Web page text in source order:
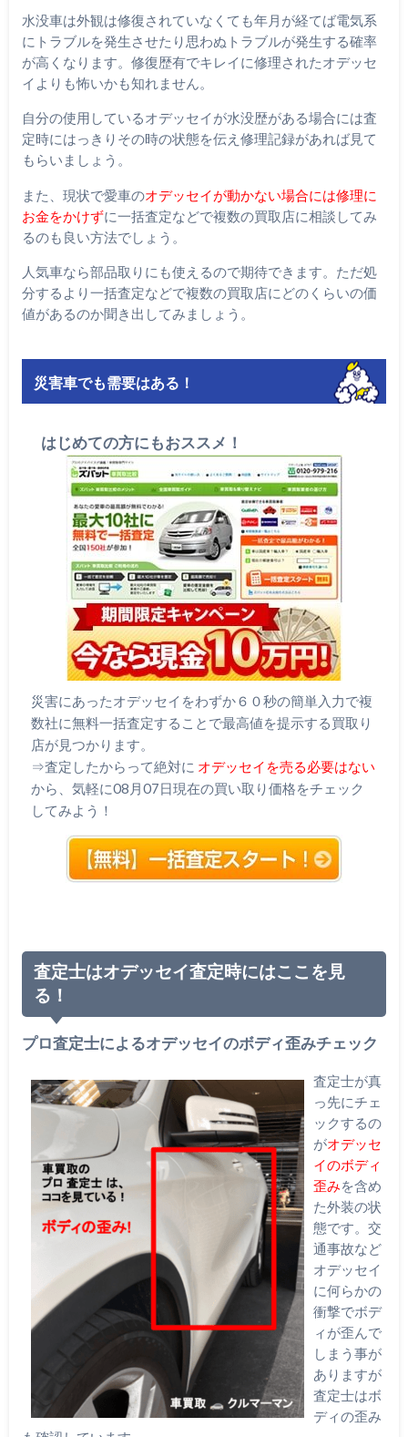
水没車は外観は修復されていなくても年月が経てば電気系
にトラブルを発生させたり思わぬトラブルが発生する確率
が高くなります。修復歴有でキレイに修理されたオデッセ
イよりも怖いかも知れません。
自分の使用しているオデッセイが水没歴がある場合には査
定時にはっきりその時の状態を伝え修理記録があれば見て
もらいましょう。
また、現状で愛車のオデッセイが動かない場合には修理に
お金をかけずに一括査定などで複数の買取店に相談してみ
るのも良い方法でしょう。
人気車なら部品取りにも使えるので期待できます。ただ処
分するより一括査定などで複数の買取店にどのくらいの価
値があるのか聞き出してみましょう。
災害車でも需要はある！
はじめての方にもおススメ！
災害にあったオデッセイをわずか６０秒の簡単入力で複
数社に無料一括査定することで最高値を提示する買取り
店が見つかります。
⇒査定したからって絶対に オデッセイを売る必要はない
から、気軽に08月07日現在の買い取り価格をチェック
してみよう！
査定士はオデッセイ査定時にはここを見
る！
プロ査定士によるオデッセイのボディ歪みチェック
査定士が真
っ先にチェ
ックするの
がオデッセ
イのボディ
歪みを含め
た外装の状
態です。交
通事故など
オデッセイ
に何らかの
衝撃でボデ
ィが歪んで
しまう事が
ありますが
査定士はボ
ディの歪み